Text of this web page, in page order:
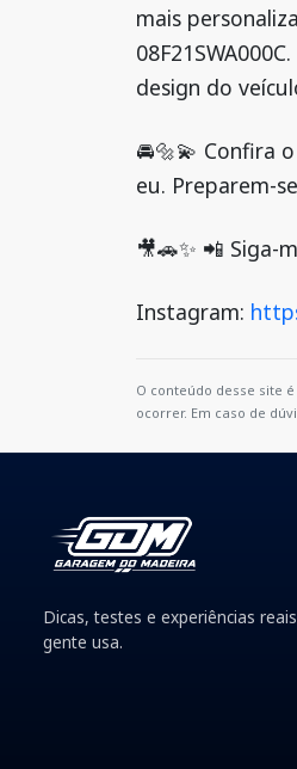
mais
design do
🚘🔩💫 Confira
eu. Preparem-
🎥🚗✨ 📲
Instagram:
O conteúdo desse site
ocorrer. Em caso de
Dicas, testes e experiências
gente usa.